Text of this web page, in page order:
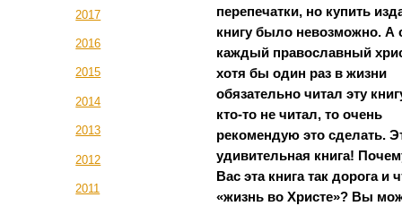
2017
2016
2015
2014
2013
2012
2011
перепечатки, но купить
книгу было невозможно. А
каждый православный
хотя бы один раз в жизни
обязательно читал эту
кто-то не читал, то очень
рекомендую это сделать.
удивительная книга!
Вас эта книга так дорога и
«жизнь во Христе»? Вы